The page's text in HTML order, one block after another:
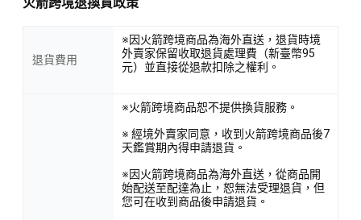
退貨費用
※因火箭跨境商品為海外直送，退貨時境
外賣家保留收取退貨處理費（新臺幣95
元）並直接從退款扣除之權利。
※火箭跨境商品恕不提供換貨服務。
※ 經境外賣家同意，收到火箭跨境商品後7
天鑑賞期內得申請退貨。
※因火箭跨境商品為海外直送，從商品開
始配送至配達為止，恕無法受理退貨，但
您可在收到商品後申請退貨。